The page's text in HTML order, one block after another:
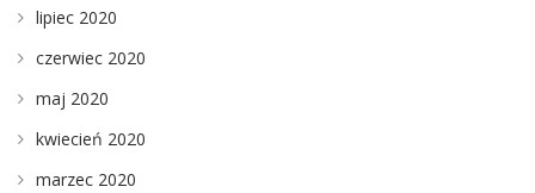
lipiec 2020
czerwiec 2020
maj 2020
kwiecień 2020
marzec 2020